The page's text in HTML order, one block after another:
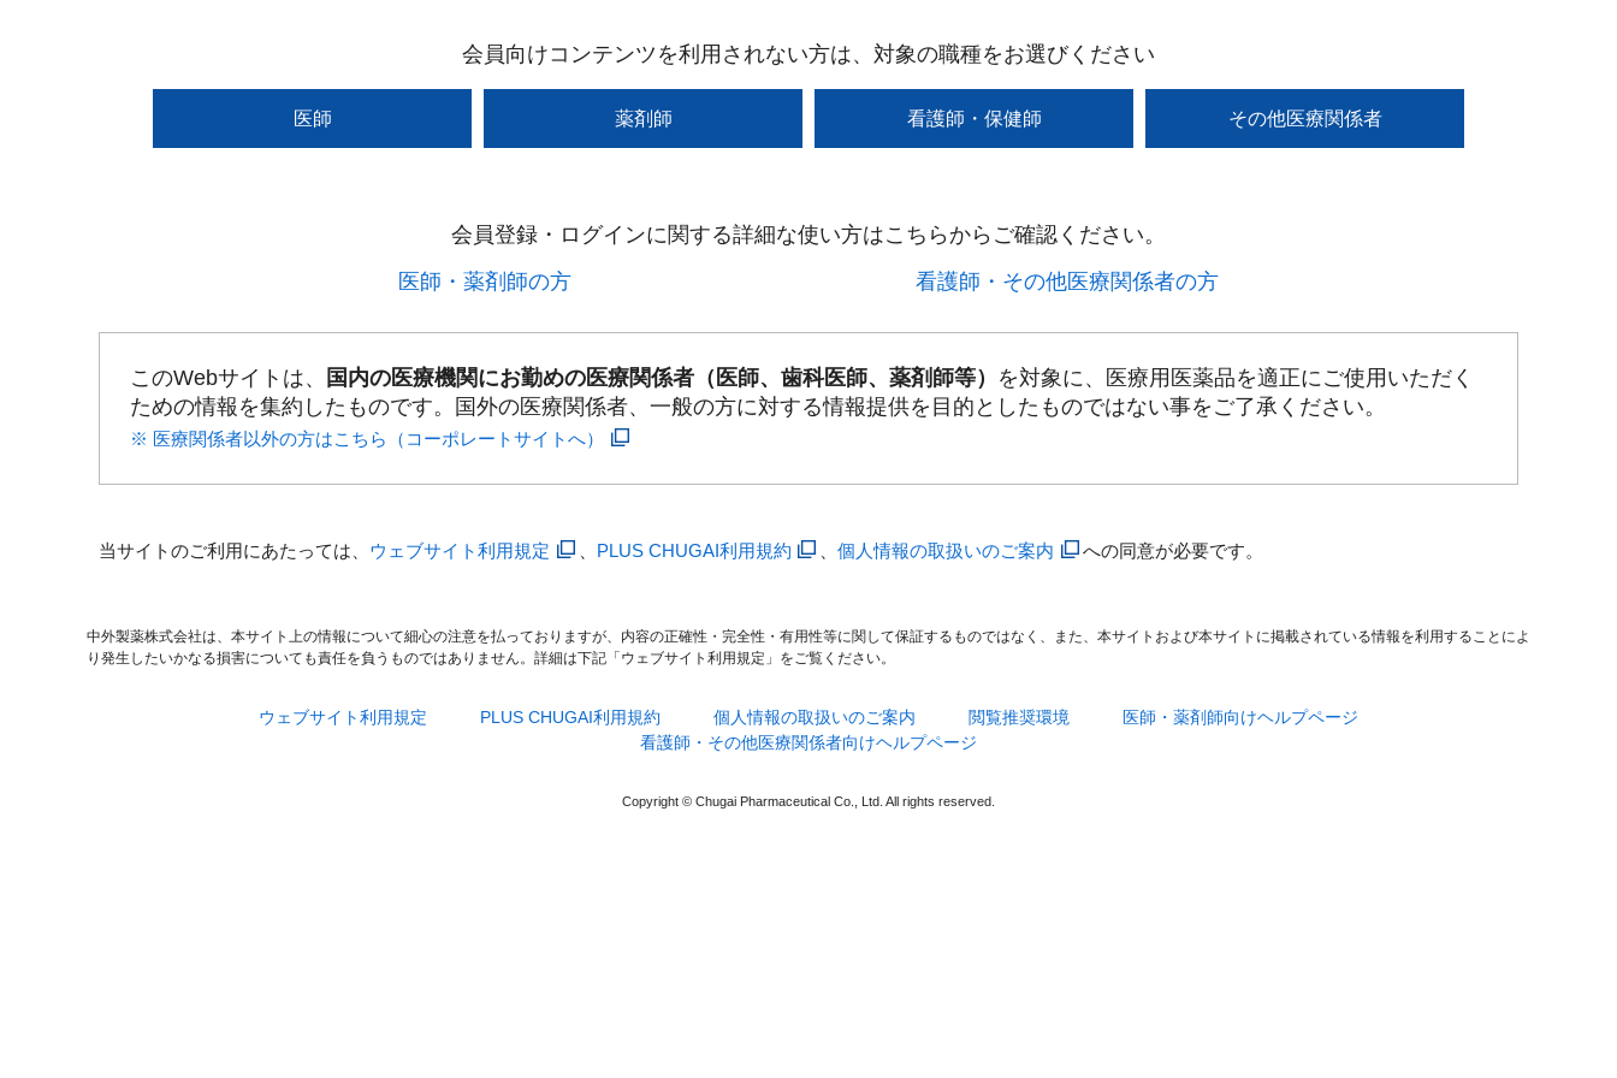
会員向けコンテンツを利用されない方は、対象の職種をお選びください
医師 薬剤師 看護師・保健師 その他医療関係者
会員登録・ログインに関する詳細な使い方はこちらからご確認ください。​
医師・薬剤師の方​
看護師・その他医療関係者の方​
このWebサイトは、 国内の医療機関にお勤めの医療関係者（医師、歯科医師、薬剤師等） を対象に、医療用医薬品を適正にご使用いただく
ための情報を集約したものです。国外の医療関係者、一般の方に対する情報提供を目的としたものではない事をご了承ください。
※ 医療関係者以外の方はこちら（コーポレートサイトへ）
当サイトのご利用にあたっては、 ウェブサイト利用規定 PLUS CHUGAI利用規約 、個人情報の取扱いのご案内 への同意が必要です。
中外製薬株式会社は、本サイト上の情報について細心の注意を払っておりますが、内容の正確性・完全性・有用性等に関して保証するものではなく、また、本サイトおよび本サイトに掲載されている情報を利用することによ
り発生したいかなる損害についても責任を負うものではありません。詳細は下記「ウェブサイト利用規定」をご覧ください。
ウェブサイト利用規定 PLUS CHUGAI利用規約 個人情報の取扱いのご案内 閲覧推奨環境
医師・薬剤師向けヘルプページ
看護師・その他医療関係者向けヘルプページ
Copyright © Chugai Pharmaceutical Co., Ltd. All rights reserved.